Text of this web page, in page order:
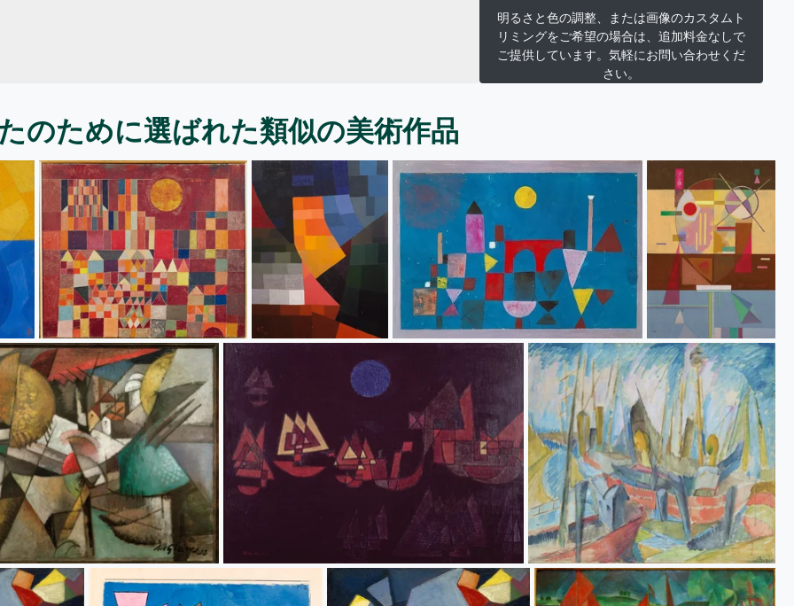
明るさと色の調整、または画像のカスタムト
リミングをご希望の場合は、追加料金なしで
ご提供しています。気軽にお問い合わせくだ
さい。
のために選ばれた類似の美術作品